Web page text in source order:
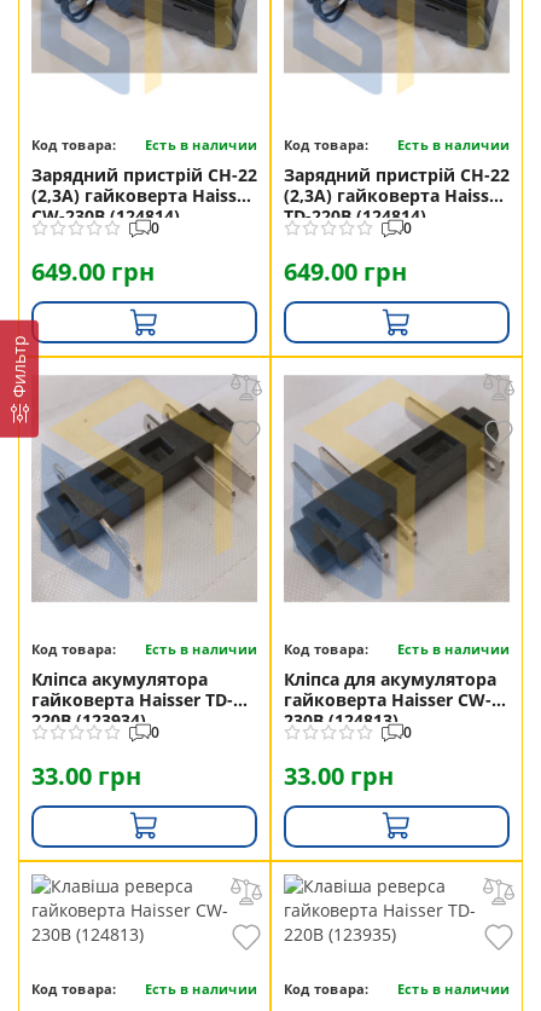
Фильтр
Код товара: Есть в наличии
Зарядний пристрій СН-22
(2,3А) гайковерта Haisser
CW-230B (124814)
0
649.00 грн
Код товара: Есть в наличии
Зарядний пристрій СН-22
(2,3А) гайковерта Haisser
TD-220B (124814)
0
649.00 грн
Код товара: Есть в наличии
Кліпса акумулятора
гайковерта Haisser TD-
220B (123934)
0
33.00 грн
Код товара: Есть в наличии
Кліпса для акумулятора
гайковерта Haisser CW-
230B (124813)
0
33.00 грн
Код товара: Есть в наличии Код товара: Есть в наличии